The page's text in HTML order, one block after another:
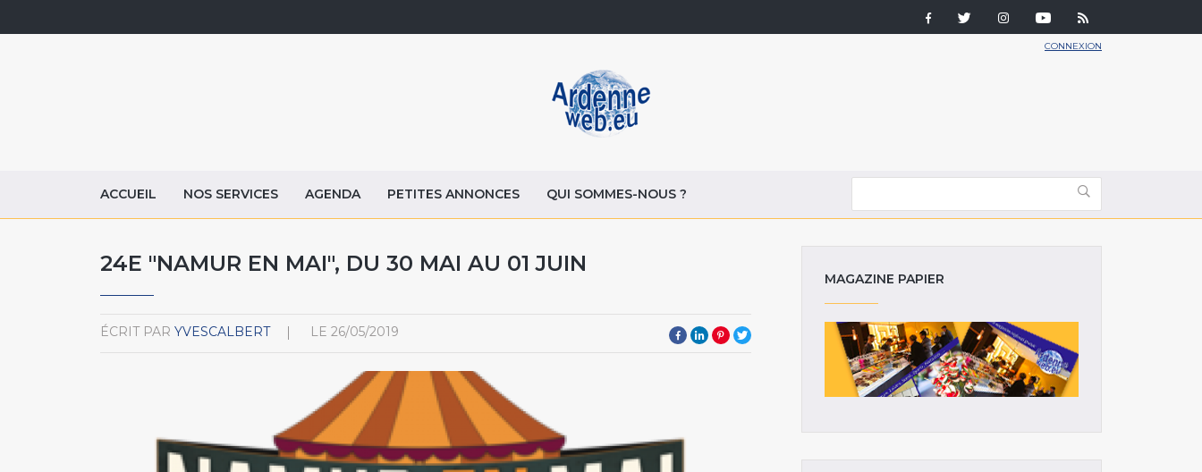
CONNEXION
ACCUEIL NOS SERVICES AGENDA PETITES ANNONCES QUI SOMMES-NOUS ?
24E "NAMUR EN MAI", DU 30 MAI AU 01 JUIN
ÉCRIT PAR YVESCALBERT LE 26/05/2019
MAGAZINE PAPIER